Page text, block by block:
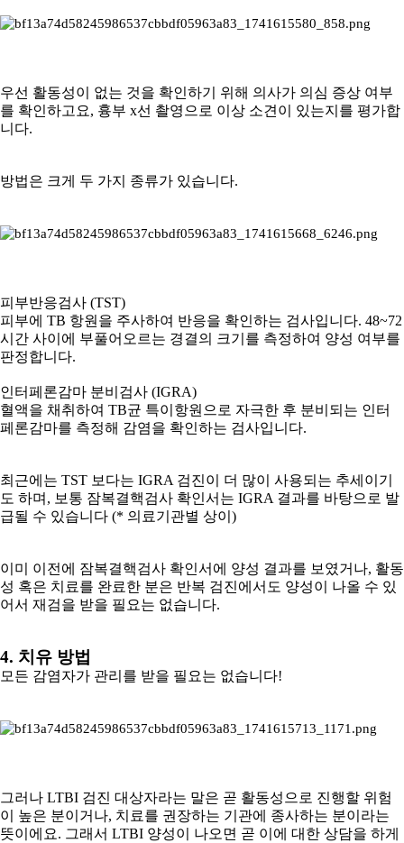
우선 활동성이 없는 것을 확인하기 위해 의사가 의심 증상 여부
를 확인하고요, 흉부 x선 촬영으로 이상 소견이 있는지를 평가합
니다.
방법은 크게 두 가지 종류가 있습니다.
피부반응검사 (TST)
피부에 TB 항원을 주사하여 반응을 확인하는 검사입니다. 48~72
시간 사이에 부풀어오르는 경결의 크기를 측정하여 양성 여부를
판정합니다.
인터페론감마 분비검사 (IGRA)
혈액을 채취하여 TB균 특이항원으로 자극한 후 분비되는 인터
페론감마를 측정해 감염을 확인하는 검사입니다.
최근에는 TST 보다는 IGRA 검진이 더 많이 사용되는 추세이기
도 하며, 보통 잠복결핵검사 확인서는 IGRA 결과를 바탕으로 발
급될 수 있습니다 (* 의료기관별 상이)
이미 이전에 잠복결핵검사 확인서에 양성 결과를 보였거나, 활동
성 혹은 치료를 완료한 분은 반복 검진에서도 양성이 나올 수 있
어서 재검을 받을 필요는 없습니다.
4. 치유 방법
모든 감염자가 관리를 받을 필요는 없습니다!
그러나 LTBI 검진 대상자라는 말은 곧 활동성으로 진행할 위험
이 높은 분이거나, 치료를 권장하는 기관에 종사하는 분이라는
뜻이에요. 그래서 LTBI 양성이 나오면 곧 이에 대한 상담을 하게